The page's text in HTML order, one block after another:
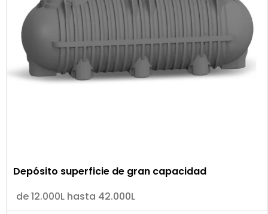
Depósito superficie de gran capacidad
de 12.000L hasta 42.000L